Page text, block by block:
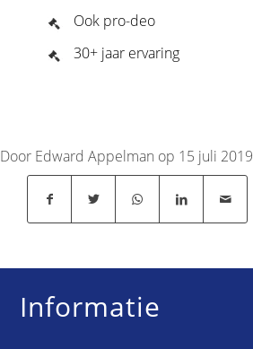
Ook pro-deo
30+ jaar ervaring
Door Edward Appelman op 15 juli 2019
Informatie